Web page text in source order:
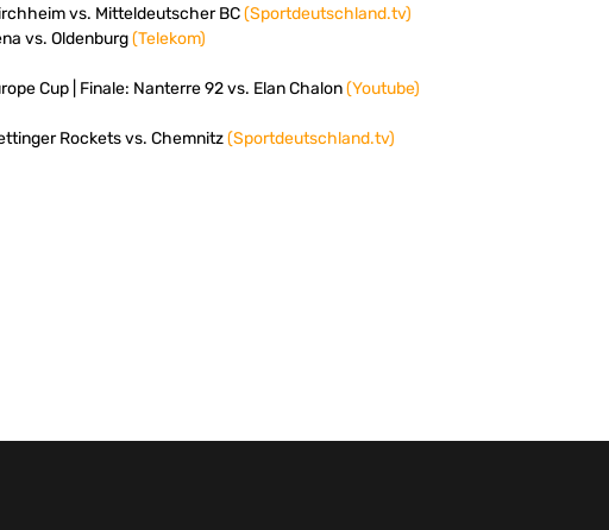
vs. Mitteldeutscher BC(Sportdeutschland.tv)
vs. Oldenburg(Telekom)
Cup | Finale: Nanterre 92 vs. Elan Chalon(Youtube)
Rockets vs. Chemnitz(Sportdeutschland.tv)